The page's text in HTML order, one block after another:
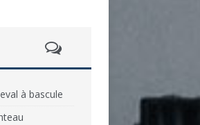
à bascule